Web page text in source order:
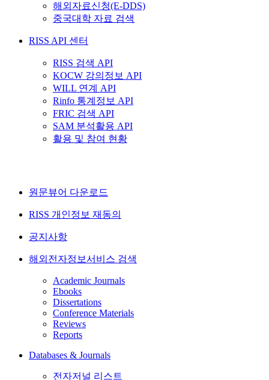
해외자료신청(E-DDS)
중국대학 자료 검색
RISS API 센터
RISS 검색 API
KOCW 강의정보 API
WILL 연계 API
Rinfo 통계정보 API
FRIC 검색 API
SAM 분석활용 API
활용 및 참여 현황
원문뷰어 다운로드
RISS 개인정보 재동의
공지사항
해외전자정보서비스 검색
Academic Journals
Ebooks
Dissertations
Conference Materials
Reviews
Reports
Databases & Journals
전자저널 리스트